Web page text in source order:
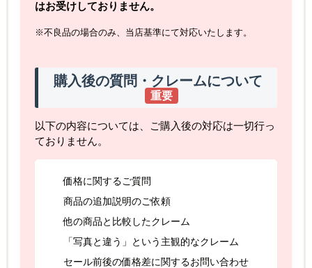
はお受けしておりません。
※不良品の場合のみ、当店基準にて対応いたします。
購入後の質問・クレームについて
重要
以下の内容については、ご購入後の対応は一切行っ
ておりません。
価格に関するご質問
商品の追加説明のご依頼
他の商品と比較したクレーム
「写真と違う」という主観的なクレーム
セール前後の価格差に関するお問い合わせ